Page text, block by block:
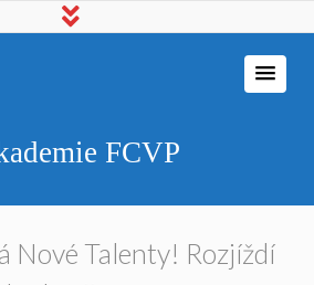
FCVP
Nové Talenty! Rozjíždí